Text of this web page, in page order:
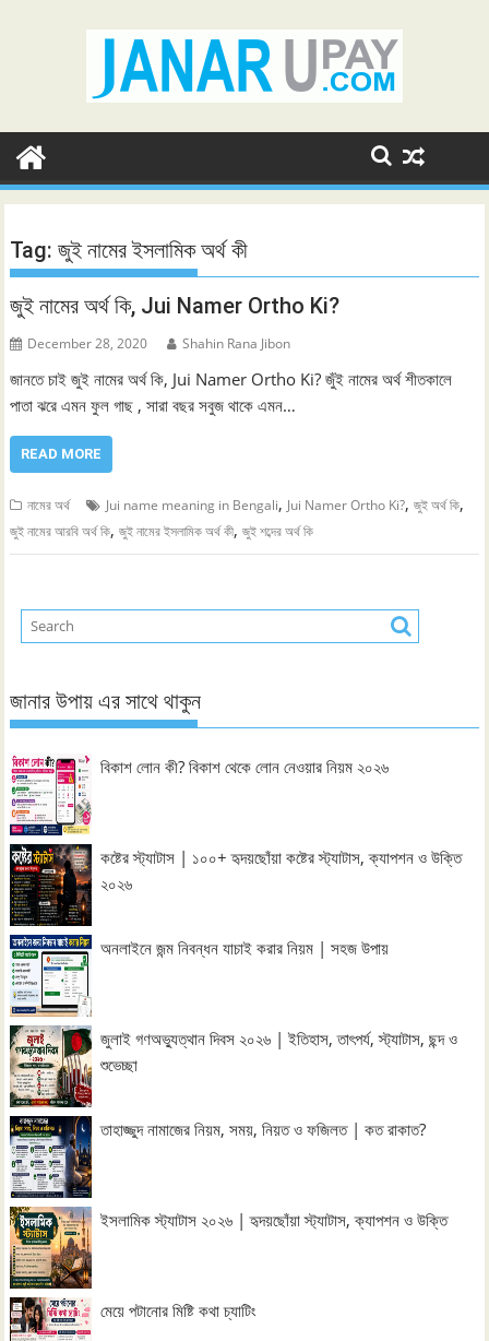
Tag:জুই নামের ইসলামিক অর্থ কী
জুই নামের অর্থ কি, Jui Namer Ortho Ki?
December 28, 2020 Shahin Rana Jibon
জানতে চাই জুই নামের অর্থ কি, Jui Namer Ortho Ki? জুঁই নামের অর্থ শীতকালে
পাতা ঝরে এমন ফুল গাছ , সারা বছর সবুজ থাকে এমন…
READ MORE
নামের অর্থ Jui name meaning in Bengali, Jui Namer Ortho Ki?,জুই অর্থ কি,
জুই নামের আরবি অর্থ কি,জুই নামের ইসলামিক অর্থ কী,জুই শব্দের অর্থ কি
জানার উপায় এর সাথে থাকুন
বিকাশ লোন কী? বিকাশ থেকে লোন নেওয়ার নিয়ম ২০২৬
কষ্টের স্ট্যাটাস | ১০০+ হৃদয়ছোঁয়া কষ্টের স্ট্যাটাস, ক্যাপশন ও উক্তি
২০২৬
অনলাইনে জন্ম নিবন্ধন যাচাই করার নিয়ম | সহজ উপায়
জুলাই গণঅভ্যুত্থান দিবস ২০২৬ | ইতিহাস, তাৎপর্য, স্ট্যাটাস, ছন্দ ও
শুভেচ্ছা
তাহাজ্জুদ নামাজের নিয়ম, সময়, নিয়ত ও ফজিলত | কত রাকাত?
ইসলামিক স্ট্যাটাস ২০২৬ | হৃদয়ছোঁয়া স্ট্যাটাস, ক্যাপশন ও উক্তি
মেয়ে পটানোর মিষ্টি কথা চ্যাটিং